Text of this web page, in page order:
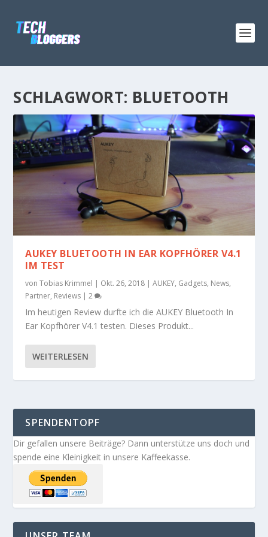
SCHLAGWORT: BLUETOOTH
AUKEY BLUETOOTH IN EAR KOPFHÖRER V4.1
IM TEST
vonTobias Krimmel | Okt. 26, 2018 |AUKEY, Gadgets, News,
Partner, Reviews |2
Im heutigen Review durfte ich die AUKEY Bluetooth In
Ear Kopfhörer V4.1 testen. Dieses Produkt...
WEITERLESEN
SPENDENTOPF
Dir gefallen unsere Beiträge? Dann unterstütze uns doch und
spende eine Kleinigkeit in unsere Kaffeekasse.